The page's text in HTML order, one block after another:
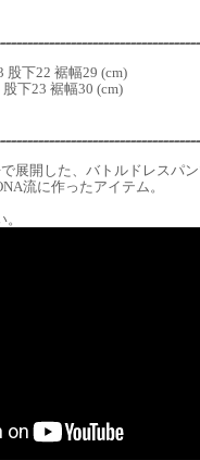
股下22 裾幅29 (cm)
下23 裾幅30 (cm)
展開した、バトルドレスパ
流に作ったアイテム。